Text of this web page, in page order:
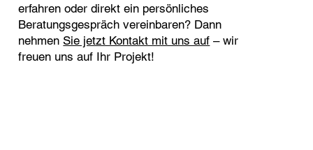
erfahren oder direkt ein persönliches
Beratungsgespräch vereinbaren? Dann
nehmenSie jetzt Kontakt mit uns auf – wir
freuen uns auf Ihr Projekt!